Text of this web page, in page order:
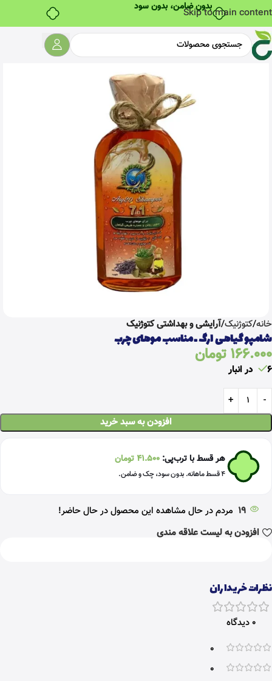
بدون ضامن، بدون سودSkip to main content
خانه کتوژنیک آرایشی و بهداشتی کتوژنیک
شامپو گیاهی ارگ ـ مناسب موهای چرب
166.000تومان
6 در انبار
افزودن به سبد خرید
هر قسط با ترب‌پی: 41.500 تومان
۴ قسط ماهانه. بدون سود، چک و ضامن.
19 مردم در حال مشاهده این محصول در حال حاضر!
افزودن به لیست علاقه مندی
نظرات خریداران
0 دیدگاه
0
0